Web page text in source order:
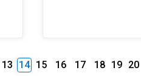
13 14 15 16 17 18 19 20